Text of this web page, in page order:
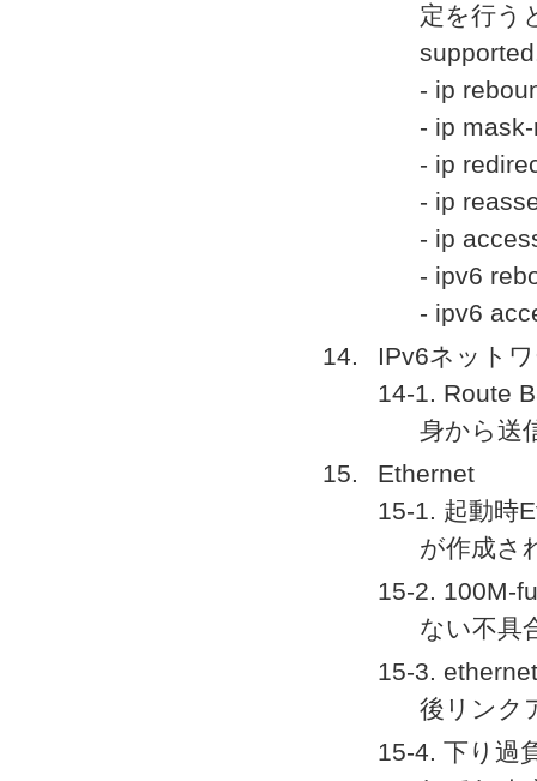
定を行う
- ip
- ip
- ip
- ip
- ip
- ipv6
- ipv6
IPv6ネット
14-1. Route
身から送
Ethernet
15-1. 起動時
が作成さ
15-2. 100M-
ない不具
15-3.
後リンク
15-4. 下り過